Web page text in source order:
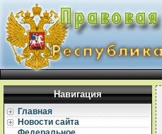
Навигация
Главная
Новости сайта